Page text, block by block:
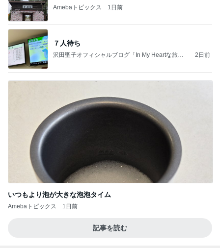
Amebaトピックス 1日前
７人待ち
沢田聖子オフィシャルブログ「In My Heartな旅日
2日前
いつもより泡が大きな泡泡タイム
Amebaトピックス 1日前
記事を読む